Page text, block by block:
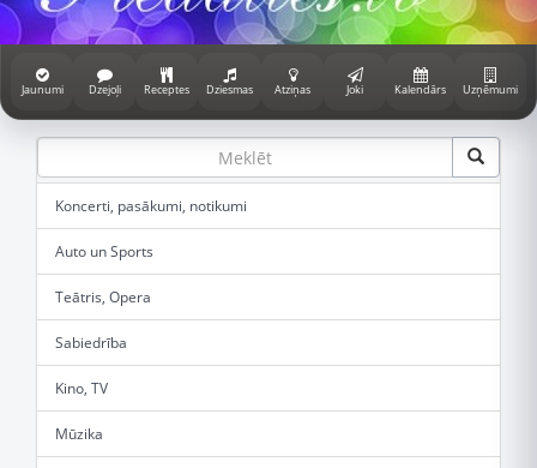
Jaunumi Dzejoļi Receptes Dziesmas Atziņas Joki Kalendārs Uzņēmumi
Koncerti, pasākumi, notikumi
Auto un Sports
Teātris, Opera
Sabiedrība
Kino, TV
Mūzika